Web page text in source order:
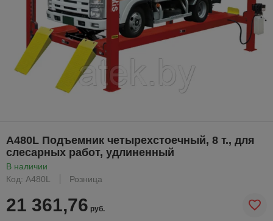
A480L Подъемник четырехстоечный, 8 т., для
слесарных работ, удлиненный
В наличии
Код: A480L
Розница
21 361,76 руб.